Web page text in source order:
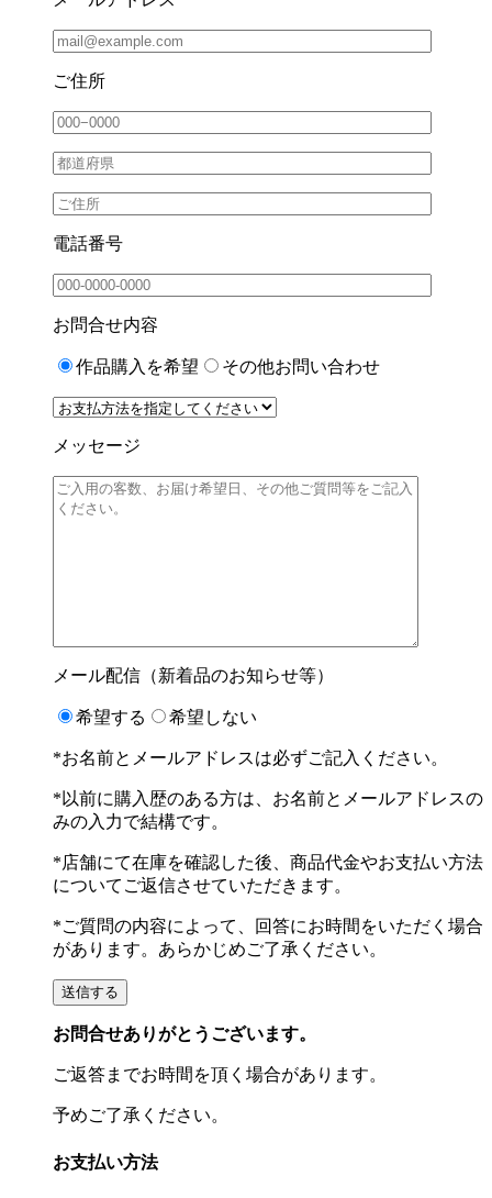
ご住所
電話番号
お問合せ内容
作品購入を希望 その他お問い合わせ
メッセージ
メール配信（新着品のお知らせ等）
希望する 希望しない
*お名前とメールアドレスは必ずご記入ください。
*以前に購入歴のある方は、お名前とメールアドレスの
みの入力で結構です。
*店舗にて在庫を確認した後、商品代金やお支払い方法
についてご返信させていただきます。
*ご質問の内容によって、回答にお時間をいただく場合
があります。あらかじめご了承ください。
お問合せありがとうございます。
ご返答までお時間を頂く場合があります。
予めご了承ください。
お支払い方法